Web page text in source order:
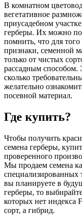
В комнатном
вегетативное
приусадебном
герберы. Их можно
помнить, что для
признаки, семенной
только от чистых
рассадным способом.
сколько
желательно
посевной материал.
Где купить?
Чтобы получить
семена герберы,
проверенного
Мы продаем семена
специализированных
вы планируете в
герберы, то
которых нет индекса
сорт, а гибрид.